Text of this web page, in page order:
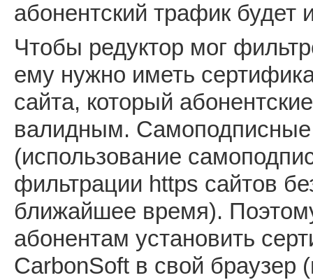
абонентский трафик будет
Чтобы редуктор мог
ему нужно иметь
сайта, который
валидным.
(использование
фильтрации https сайтов
ближайшее время).
абонентам установить
CarbonSoft в свой браузер